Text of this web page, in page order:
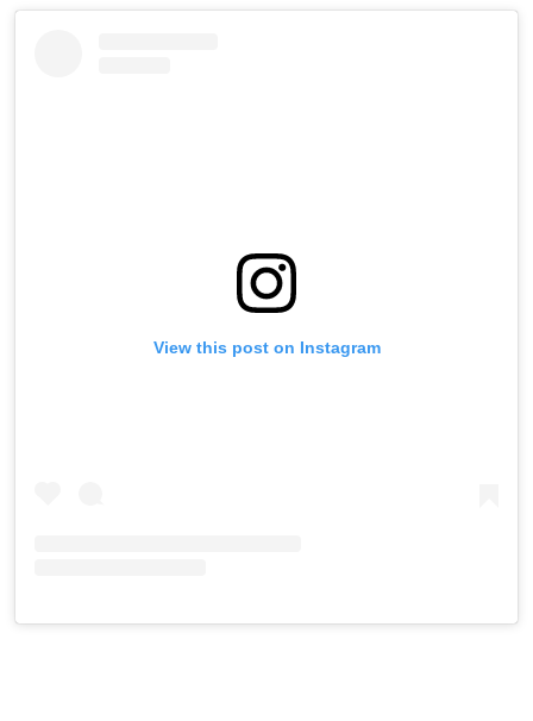
View this post on Instagram